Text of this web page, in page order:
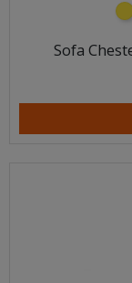
Sofa